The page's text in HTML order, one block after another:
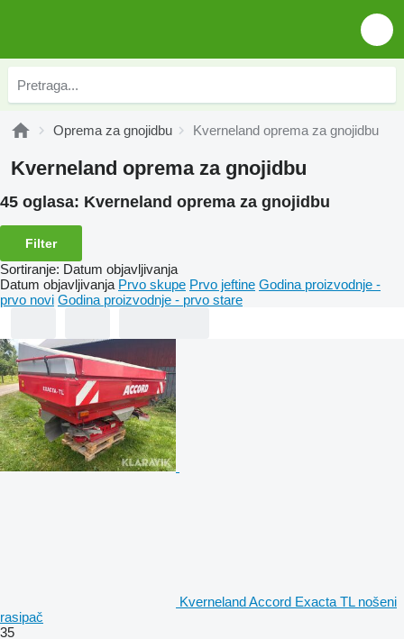
Oprema za gnojidbu Kverneland oprema za gnojidbu
Kverneland oprema za gnojidbu
45 oglasa: Kverneland oprema za gnojidbu
Filter
Sortiranje: Datum objavljivanja
Datum objavljivanja Prvo skupe Prvo jeftine Godina proizvodnje -
prvo novi Godina proizvodnje - prvo stare
Kverneland Accord Exacta TL nošeni
rasipač
35